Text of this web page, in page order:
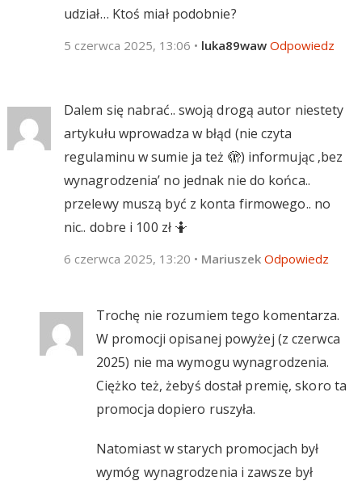
udział… Ktoś miał podobnie?
5 czerwca 2025, 13:06 • luka89waw Odpowiedz
Dalem się nabrać.. swoją drogą autor niestety
artykułu wprowadza w błąd (nie czyta
regulaminu w sumie ja też 🫣) informując ‚bez
wynagrodzenia’ no jednak nie do końca..
przelewy muszą być z konta firmowego.. no
nic.. dobre i 100 zł 🤷
6 czerwca 2025, 13:20 • Mariuszek Odpowiedz
Trochę nie rozumiem tego komentarza.
W promocji opisanej powyżej (z czerwca
2025) nie ma wymogu wynagrodzenia.
Ciężko też, żebyś dostał premię, skoro ta
promocja dopiero ruszyła.
Natomiast w starych promocjach był
wymóg wynagrodzenia i zawsze był